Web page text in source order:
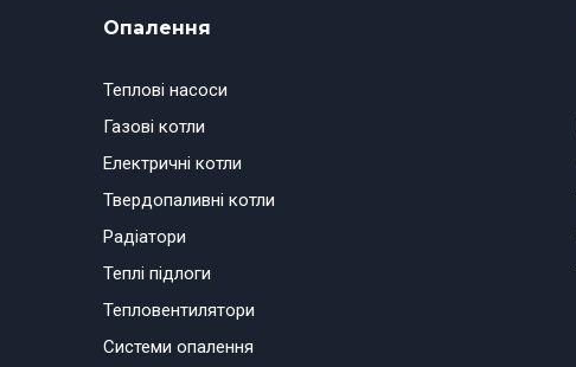
Опалення
Теплові насоси
Газові котли
Електричні котли
Твердопаливні котли
Радіатори
Теплі підлоги
Тепловентилятори
Системи опалення